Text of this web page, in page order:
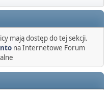
mają dostęp do tej sekcji.
na Internetowe Forum